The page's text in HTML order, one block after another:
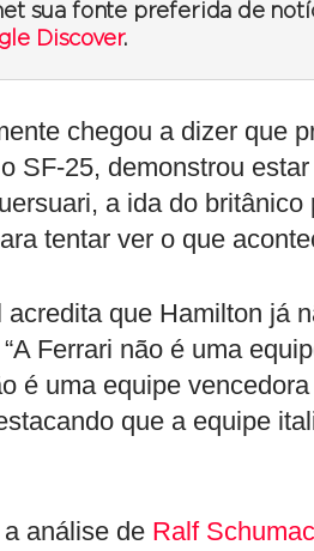
sua fonte preferida de
Discover.
chegou a dizer que
SF-25, demonstrou
a ida do
tentar ver o que
que Hamilton já
Ferrari não é uma
é uma equipe
que a equipe
análise de Ralf